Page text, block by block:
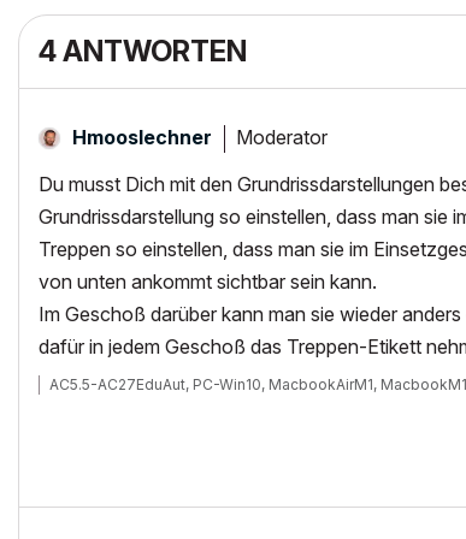
4 ANTWORTEN
Hmooslechner Moderator
Du musst Dich mit den Grundrissdarstellungen
Grundrissdarstellung so einstellen, dass man sie
Treppen so einstellen, dass man sie im
von unten ankommt sichtbar sein kann.
Im Geschoß darüber kann man sie wieder
dafür in jedem Geschoß das Treppen-Etikett
AC5.5-AC27EduAut, PC-Win10, MacbookAirM1,